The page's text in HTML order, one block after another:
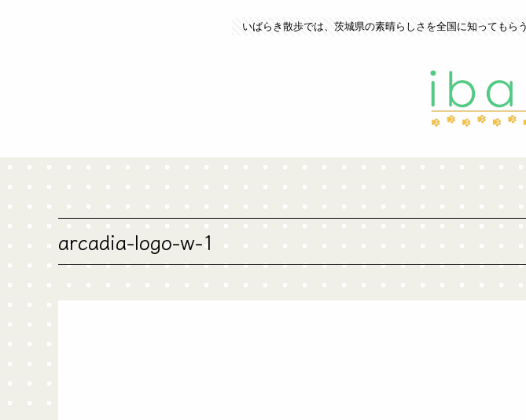
いばらき散歩では、茨城県の素晴らしさを全国に知ってもら
arcadia-logo-w-1